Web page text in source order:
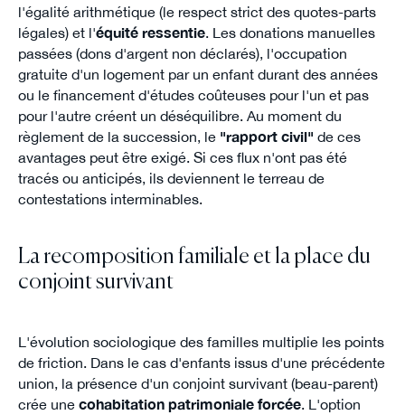
l'égalité arithmétique (le respect strict des quotes-parts
légales) et l'équité ressentie. Les donations manuelles
passées (dons d'argent non déclarés), l'occupation
gratuite d'un logement par un enfant durant des années
ou le financement d'études coûteuses pour l'un et pas
pour l'autre créent un déséquilibre. Au moment du
règlement de la succession, le "rapport civil" de ces
avantages peut être exigé. Si ces flux n'ont pas été
tracés ou anticipés, ils deviennent le terreau de
contestations interminables.
La recomposition familiale et la place du
conjoint survivant
L'évolution sociologique des familles multiplie les points
de friction. Dans le cas d'enfants issus d'une précédente
union, la présence d'un conjoint survivant (beau-parent)
crée une cohabitation patrimoniale forcée. L'option